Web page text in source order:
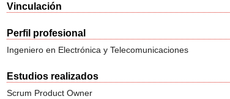
Vinculación
Perfil profesional
Ingeniero en Electrónica y Telecomunicaciones
Estudios realizados
Scrum Product Owner